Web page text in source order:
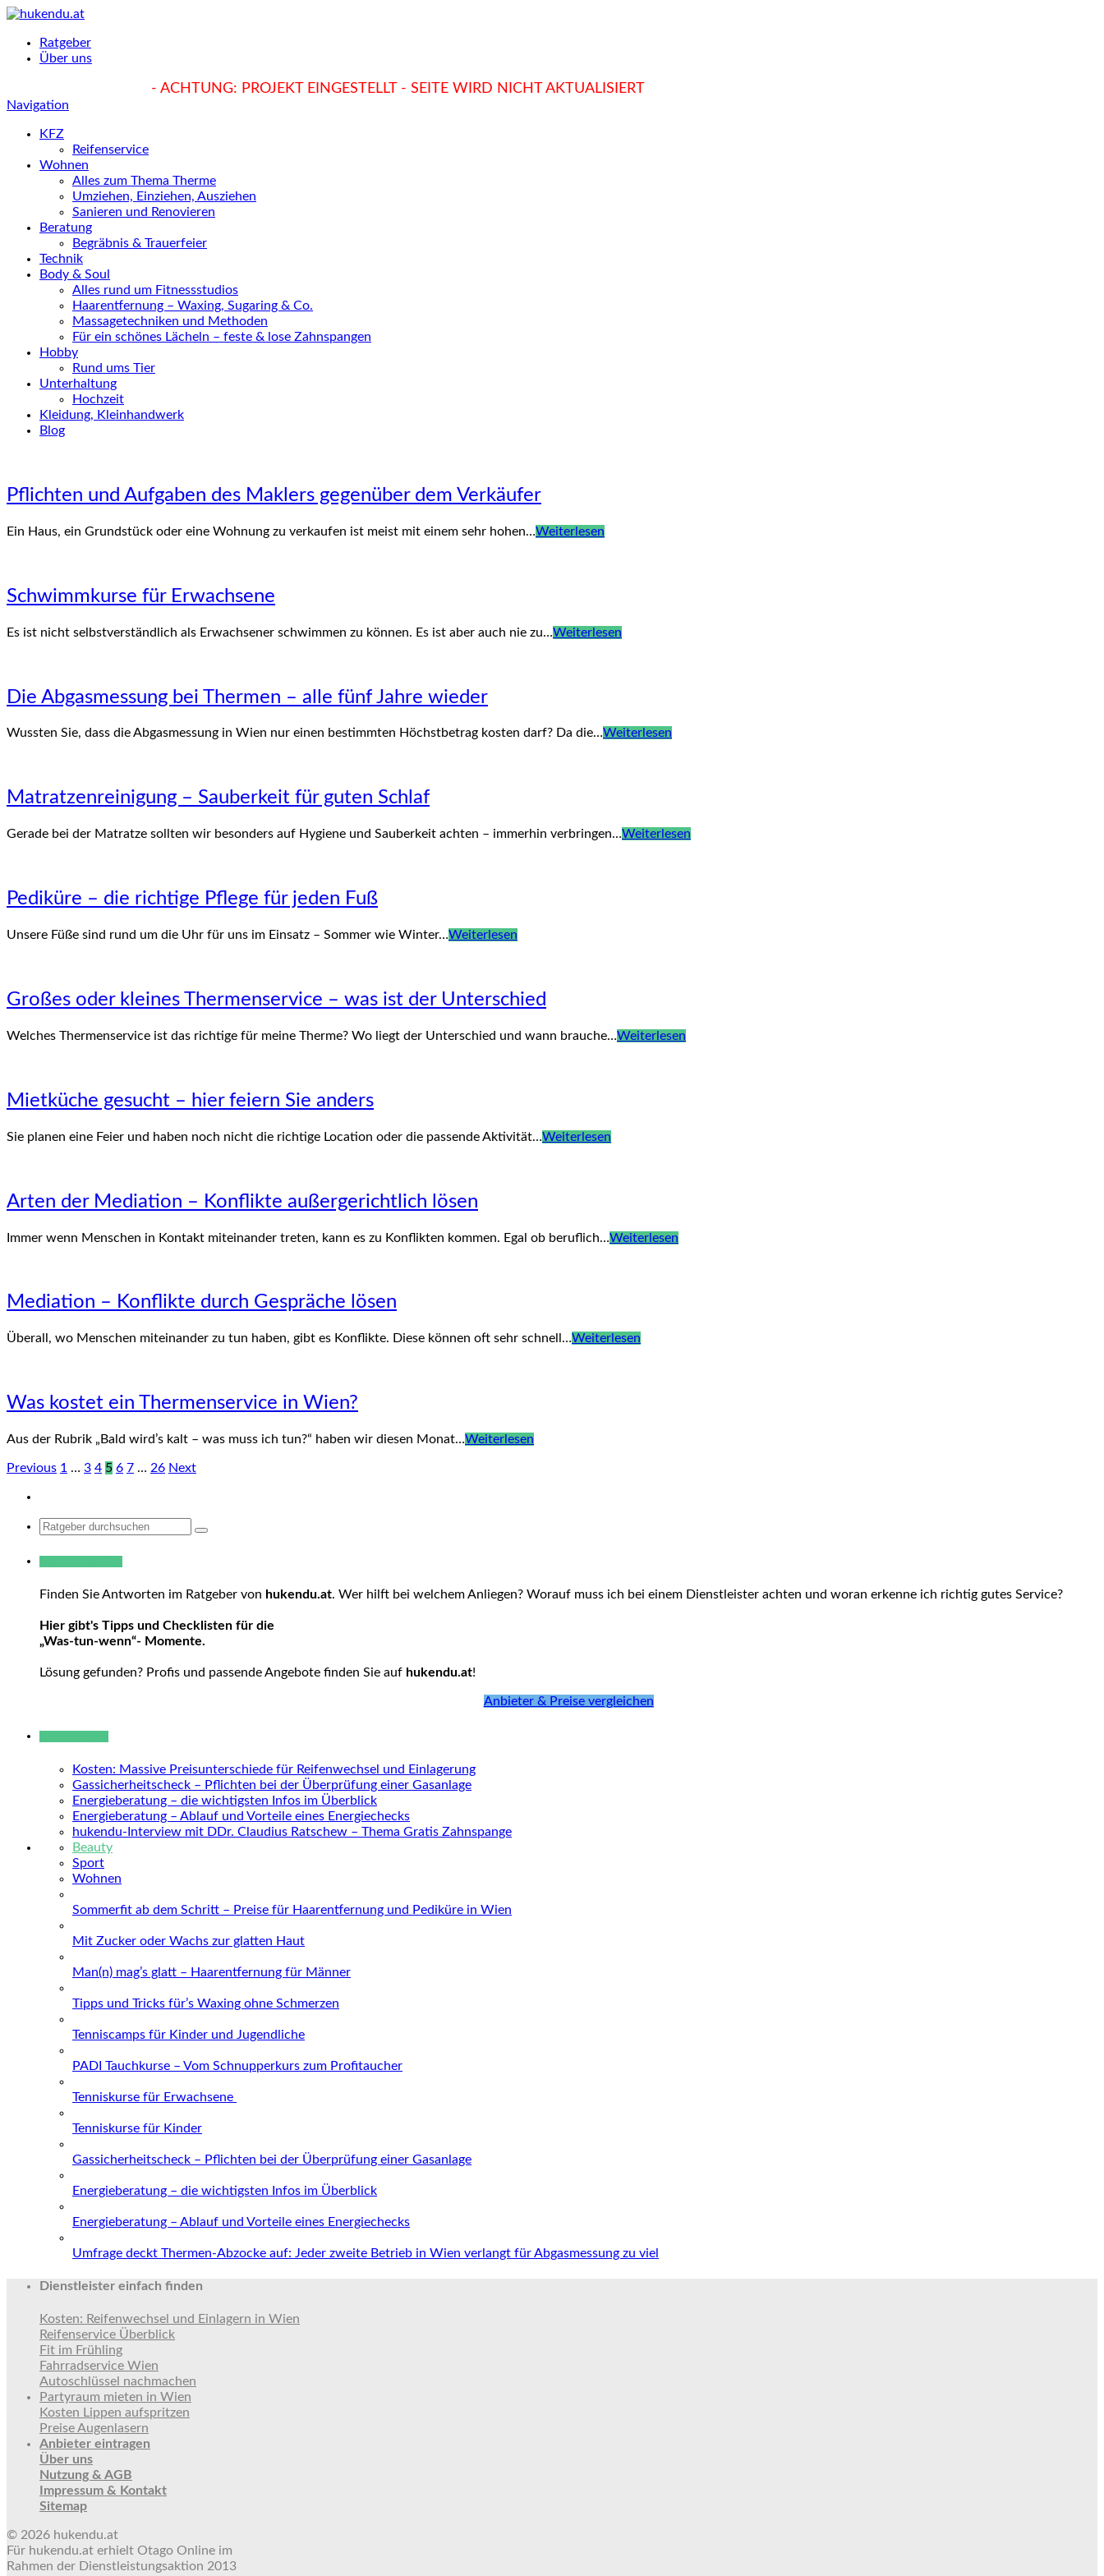
Ratgeber
Über uns
- ACHTUNG: PROJEKT EINGESTELLT - SEITE WIRD NICHT AKTUALISIERT
Navigation
KFZ
Reifenservice
Wohnen
Alles zum Thema Therme
Umziehen, Einziehen, Ausziehen
Sanieren und Renovieren
Beratung
Begräbnis & Trauerfeier
Technik
Body & Soul
Alles rund um Fitnessstudios
Haarentfernung – Waxing, Sugaring & Co.
Massagetechniken und Methoden
Für ein schönes Lächeln – feste & lose Zahnspangen
Hobby
Rund ums Tier
Unterhaltung
Hochzeit
Kleidung, Kleinhandwerk
Blog
Pflichten und Aufgaben des Maklers gegenüber dem Verkäufer
Ein Haus, ein Grundstück oder eine Wohnung zu verkaufen ist meist mit einem sehr hohen…Weiterlesen
Schwimmkurse für Erwachsene
Es ist nicht selbstverständlich als Erwachsener schwimmen zu können. Es ist aber auch nie zu…Weiterlesen
Die Abgasmessung bei Thermen – alle fünf Jahre wieder
Wussten Sie, dass die Abgasmessung in Wien nur einen bestimmten Höchstbetrag kosten darf? Da die…Weiterlesen
Matratzenreinigung – Sauberkeit für guten Schlaf
Gerade bei der Matratze sollten wir besonders auf Hygiene und Sauberkeit achten – immerhin verbringen…Weiterlesen
Pediküre – die richtige Pflege für jeden Fuß
Unsere Füße sind rund um die Uhr für uns im Einsatz – Sommer wie Winter…Weiterlesen
Großes oder kleines Thermenservice – was ist der Unterschied
Welches Thermenservice ist das richtige für meine Therme? Wo liegt der Unterschied und wann brauche…Weiterlesen
Mietküche gesucht – hier feiern Sie anders
Sie planen eine Feier und haben noch nicht die richtige Location oder die passende Aktivität…Weiterlesen
Arten der Mediation – Konflikte außergerichtlich lösen
Immer wenn Menschen in Kontakt miteinander treten, kann es zu Konflikten kommen. Egal ob beruflich…Weiterlesen
Mediation – Konflikte durch Gespräche lösen
Überall, wo Menschen miteinander zu tun haben, gibt es Konflikte. Diese können oft sehr schnell…Weiterlesen
Was kostet ein Thermenservice in Wien?
Aus der Rubrik „Bald wird’s kalt – was muss ich tun?“ haben wir diesen Monat…Weiterlesen
Previous 1 … 3 4 5 6 7 … 26 Next
Search
Finden Sie Antworten im Ratgeber von hukendu.at. Wer hilft bei welchem Anliegen? Worauf muss ich bei einem Dienstleister achten und woran erkenne ich richtig gutes Service?
Hier gibt's Tipps und Checklisten für die
„Was-tun-wenn“- Momente.
Lösung gefunden? Profis und passende Angebote finden Sie auf hukendu.at!
Anbieter & Preise vergleichen
Kosten: Massive Preisunterschiede für Reifenwechsel und Einlagerung
Gassicherheitscheck – Pflichten bei der Überprüfung einer Gasanlage
Energieberatung – die wichtigsten Infos im Überblick
Energieberatung – Ablauf und Vorteile eines Energiechecks
hukendu-Interview mit DDr. Claudius Ratschew – Thema Gratis Zahnspange
Beauty
Sport
Wohnen
Sommerfit ab dem Schritt – Preise für Haarentfernung und Pediküre in Wien
Mit Zucker oder Wachs zur glatten Haut
Man(n) mag’s glatt – Haarentfernung für Männer
Tipps und Tricks für’s Waxing ohne Schmerzen
Tenniscamps für Kinder und Jugendliche
PADI Tauchkurse – Vom Schnupperkurs zum Profitaucher
Tenniskurse für Erwachsene
Tenniskurse für Kinder
Gassicherheitscheck – Pflichten bei der Überprüfung einer Gasanlage
Energieberatung – die wichtigsten Infos im Überblick
Energieberatung – Ablauf und Vorteile eines Energiechecks
Umfrage deckt Thermen-Abzocke auf: Jeder zweite Betrieb in Wien verlangt für Abgasmessung zu viel
Dienstleister einfach finden
Kosten: Reifenwechsel und Einlagern in Wien
Reifenservice Überblick
Fit im Frühling
Fahrradservice Wien
Autoschlüssel nachmachen
Partyraum mieten in Wien
Kosten Lippen aufspritzen
Preise Augenlasern
Anbieter eintragen
Über uns
Nutzung & AGB
Impressum & Kontakt
Sitemap
© 2026 hukendu.at
Für hukendu.at erhielt Otago Online im
Rahmen der Dienstleistungsaktion 2013